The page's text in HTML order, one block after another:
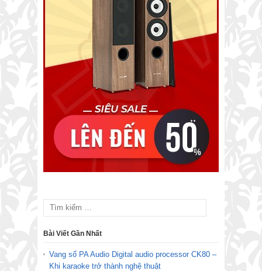
Bài Viết Gần Nhất
Vang số PA Audio Digital audio processor CK80 –
Khi karaoke trở thành nghệ thuật